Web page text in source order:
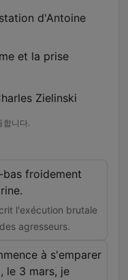
d'Antoine
et la prise
Zielinski
합니다.
bas froidement
l'exécution brutale
agresseurs.
à s'emparer
le 3 mars, je